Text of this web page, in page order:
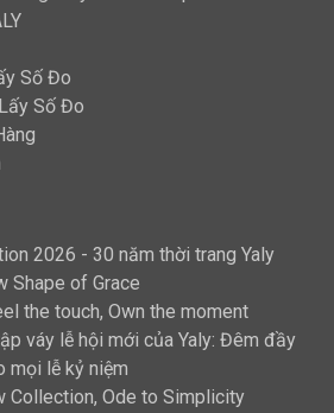
Số Đo
Số Đo
2026 - 30 năm thời trang Yaly
Shape of Grace
the touch, Own the moment
váy lễ hội mới của Yaly: Đêm đầy
mọi lễ kỷ niệm
Collection, Ode to Simplicity